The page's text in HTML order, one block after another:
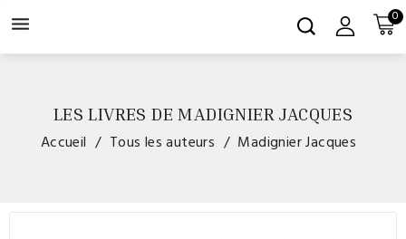
 0
LES LIVRES DE MADIGNIER JACQUES
Accueil Tous les auteurs Madignier Jacques